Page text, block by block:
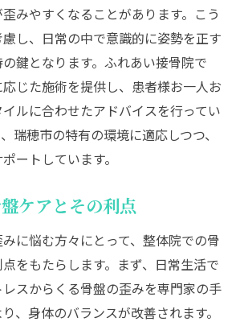
康維持における骨盤矯正の役割
を通じた地域住民の健康促進
がもたらす地域全体への影響
における骨盤矯正の重要性
おける健康意識の高まり
がもたらす地域活性化への貢献
が骨盤に与える負担
ち方で変わる骨盤の健康
でできる歪み予防策
つ際の姿勢改善ポイント
のための骨盤エクササイズ
みやすくなることがあります。こう
し、日常の中で意識的に姿勢を正す
鍵となります。ふれあい接骨院で
じた施術を提供し、患者様お一人お
ルに合わせたアドバイスを行ってい
瑞穂市の特有の環境に適応しつつ、
ートしています。
ケアとその利点
に悩む方々にとって、整体院での骨
をもたらします。まず、日常生活で
スからくる骨盤の歪みを専門家の手
、身体のバランスが改善されます。